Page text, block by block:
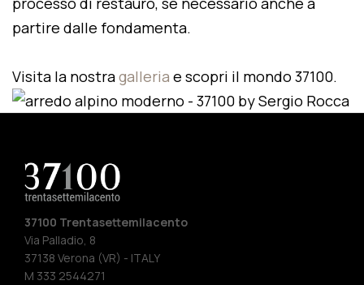
partire dalle fondamenta.
Visita la nostragalleria e scopri il mondo 37100.
37100 Trentasettemilacento
Via Palladio, 8
37138 Verona (VR) - ITALY
M 333 2544271